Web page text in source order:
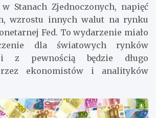
Stanach Zjednoczonych, napięć
wzrostu innych walut na rynku
Fed. To wydarzenie miało
dla światowych rynków
z pewnością będzie długo
ekonomistów i analityków